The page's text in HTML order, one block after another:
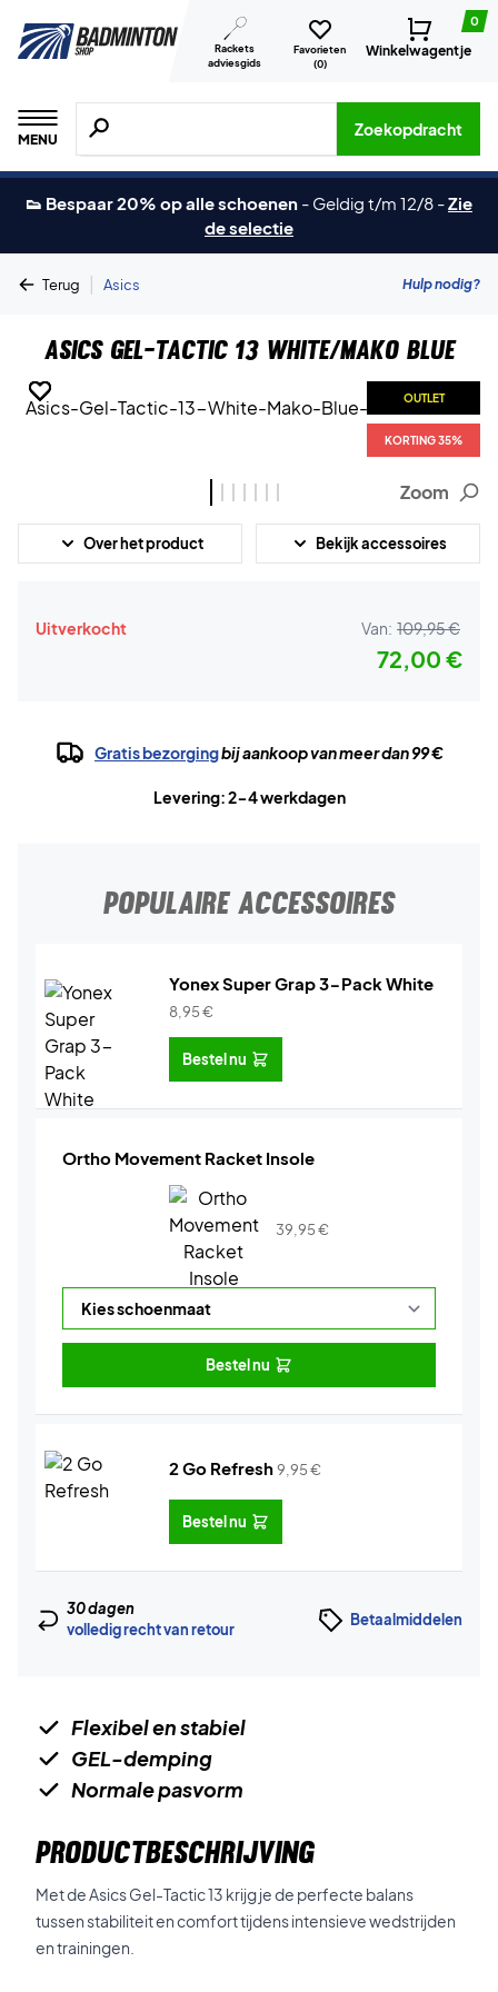
Rackets
adviesgids
Favorieten
(0)
0
Winkelwagentje
MENU
Zoeken naar producten, merken etc.
Zoekopdracht
👟 Bespaar 20% op alle schoenen - Geldig t/m 12/8 -Zie
de selectie
Terug | Asics Hulp nodig?
Asics Gel-Tactic 13 White/Mako Blue
OUTLET
KORTING 35%
OUTLET
KORTING 35%
OUTLET
KORTING 35%
OUTLET
KORTING 35%
OUTLET
KORTING 35%
OUTLET
KORTING 35%
OUTLET
KORTING 35%
Zoom
Over het product Bekijk accessoires
Uitverkocht Van: 109,95 €
72,00 €
Gratis bezorgingbij aankoop van meer dan 99 €
Levering: 2-4 werkdagen
POPULAIRE ACCESSOIRES
Yonex Super Grap 3-Pack White
8,95€
Bestel nu
Ortho Movement Racket Insole
39,95€
Bestel nu
2 Go Refresh9,95€
Bestel nu
30 dagen
volledig recht van retour
Betaalmiddelen
Flexibel en stabiel
GEL-demping
Normale pasvorm
PRODUCTBESCHRIJVING
Met de Asics Gel-Tactic 13 krijg je de perfecte balans
tussen stabiliteit en comfort tijdens intensieve wedstrijden
en trainingen.